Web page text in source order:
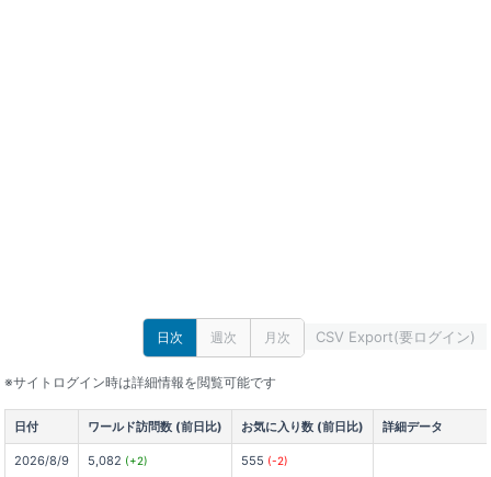
日次 週次 月次 CSV Export(要ログイン)
※サイトログイン時は詳細情報を閲覧可能です
日付 ワールド訪問数 (前日比) お気に入り数 (前日比) 詳細データ
2026/8/9 5,082 (+2) 555 (-2)